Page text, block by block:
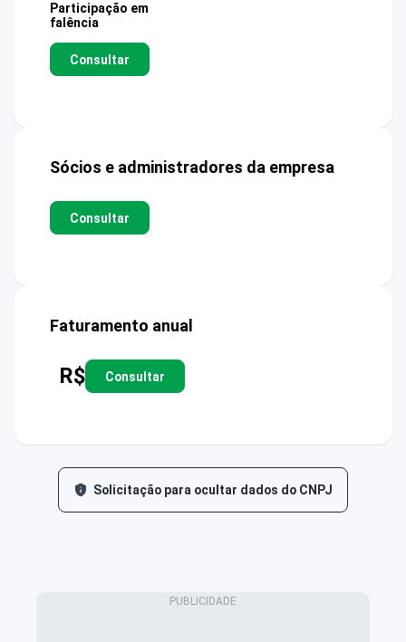
Participação em
falência
Consultar
Sócios e administradores da empresa
Consultar
Faturamento anual
R$ Consultar
Solicitação para ocultar dados do CNPJ